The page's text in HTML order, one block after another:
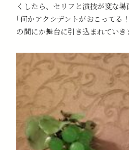
くしたら、セリフと演技が変な場
｢何かアクシデントがおこってる
の間にか舞台に引き込まれていき